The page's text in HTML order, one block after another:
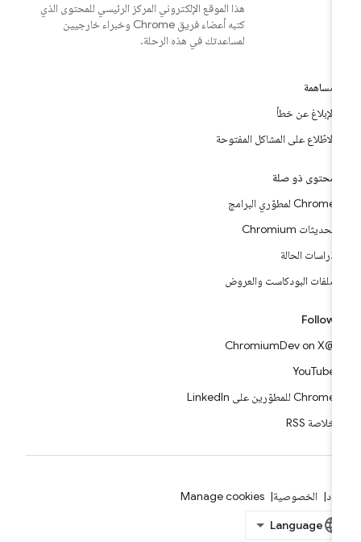
هذا الموقع الإلكتروني المركز الرئيسي للمحتوى الذي
كتبه أعضاء فريق Chrome وخبراء خارجيين
لمساعدتك في هذه الرحلة.
مساهمة
الإبلاغ عن خطأ
الاطّلاع على المشاكل المفتوحة
محتوى ذو صلة
Chrome لمطوّري البرامج
تحديثات Chromium
دراسات الحالة
ملفات البودكاست والعروض
Follow
YouTube
Chrome للمطوّرين على LinkedIn
خلاصة RSS
الخصوصية Manage cookies